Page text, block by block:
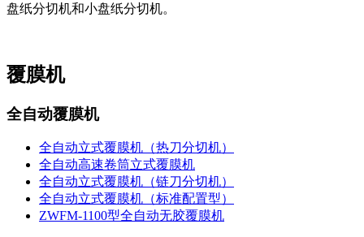
盘纸分切机和小盘纸分切机。
覆膜机
全自动覆膜机
全自动立式覆膜机（热刀分切机）
全自动高速卷筒立式覆膜机
全自动立式覆膜机（链刀分切机）
全自动立式覆膜机（标准配置型）
ZWFM-1100型全自动无胶覆膜机